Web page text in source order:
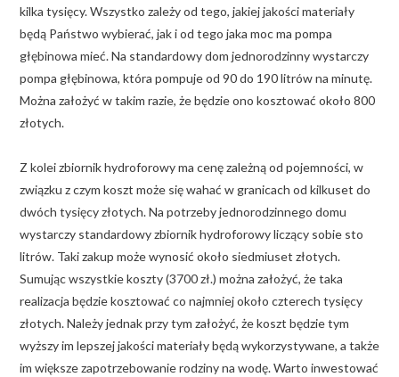
kilka tysięcy. Wszystko zależy od tego, jakiej jakości materiały
będą Państwo wybierać, jak i od tego jaka moc ma pompa
głębinowa mieć. Na standardowy dom jednorodzinny wystarczy
pompa głębinowa, która pompuje od 90 do 190 litrów na minutę.
Można założyć w takim razie, że będzie ono kosztować około 800
złotych.
Z kolei zbiornik hydroforowy ma cenę zależną od pojemności, w
związku z czym koszt może się wahać w granicach od kilkuset do
dwóch tysięcy złotych. Na potrzeby jednorodzinnego domu
wystarczy standardowy zbiornik hydroforowy liczący sobie sto
litrów. Taki zakup może wynosić około siedmiuset złotych.
Sumując wszystkie koszty (3700 zł.) można założyć, że taka
realizacja będzie kosztować co najmniej około czterech tysięcy
złotych. Należy jednak przy tym założyć, że koszt będzie tym
wyższy im lepszej jakości materiały będą wykorzystywane, a także
im większe zapotrzebowanie rodziny na wodę. Warto inwestować